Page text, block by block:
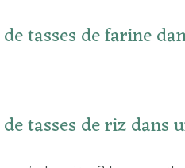
tasses de farine
tasses de riz dans